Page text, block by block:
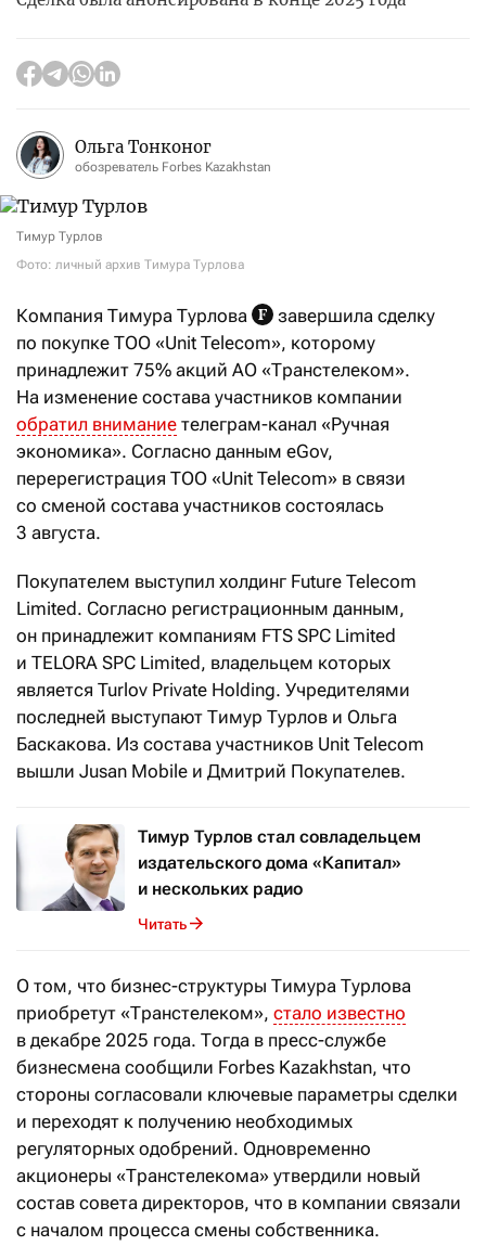
Ольга Тонконог
обозреватель Forbes Kazakhstan
Тимур Турлов
Фото: личный архив Тимура Турлова
Компания Тимура Турлова
завершила сделку
по покупке ТОО «Unit Telecom», которому
принадлежит 75% акций АО «Транстелеком».
На изменение состава участников компании
обратил внимание телеграм-канал «Ручная
экономика». Согласно данным eGov,
перерегистрация ТОО «Unit Telecom» в связи
со сменой состава участников состоялась
3 августа.
Покупателем выступил холдинг Future Telecom
Limited. Согласно регистрационным данным,
он принадлежит компаниям FTS SPC Limited
и TELORA SPC Limited, владельцем которых
является Turlov Private Holding. Учредителями
последней выступают Тимур Турлов и Ольга
Баскакова. Из состава участников Unit Telecom
вышли Jusan Mobile и Дмитрий Покупателев.
Тимур Турлов стал совладельцем
издательского дома «Капитал»
и нескольких радио
Читать
О том, что бизнес-структуры Тимура Турлова
приобретут «Транстелеком», стало известно
в декабре 2025 года. Тогда в пресс-службе
бизнесмена сообщили Forbes Kazakhstan, что
стороны согласовали ключевые параметры сделки
и переходят к получению необходимых
регуляторных одобрений. Одновременно
акционеры «Транстелекома» утвердили новый
состав совета директоров, что в компании связали
с началом процесса смены собственника.